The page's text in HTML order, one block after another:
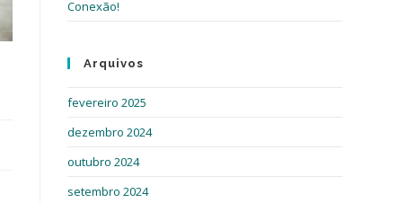
Conexão!
Arquivos
fevereiro 2025
dezembro 2024
outubro 2024
setembro 2024